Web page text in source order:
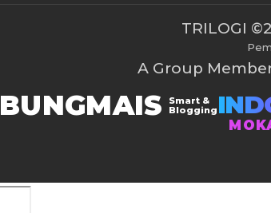
TRILOGI
A Group
BUNGMAIS
Smart &
Blogging